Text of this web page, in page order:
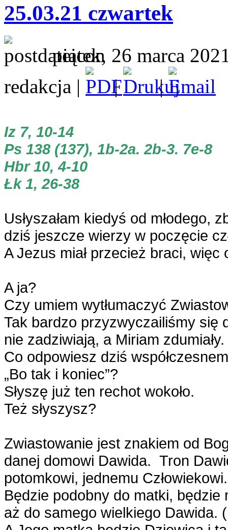
25.03.21 czwartek
piątek, 26 marca
redakcja |
| |
Iz 7, 10-14
Ps 138 (137), 1b-2a. 2b-3. 7e-8
Hbr 10, 4-10
Łk 1, 26-38
Usłyszałam kiedyś od młodego,
dziś jeszcze wierzy w poczęcie
A Jezus miał przecież braci,
A ja?
Czy umiem wytłumaczyć
Tak bardzo przyzwyczailiśmy się
nie zadziwiają, a Miriam
Co odpowiesz dziś
„Bo tak i koniec”?
Słyszę już ten rechot wokoło.
Też słyszysz?
Zwiastowanie jest znakiem od
danej domowi Dawida. Tron
potomkowi, jednemu
Będzie podobny do matki, będzie
aż do samego wielkiego Dawida.